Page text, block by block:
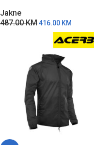
Jakne
487.00KM416.00 KM